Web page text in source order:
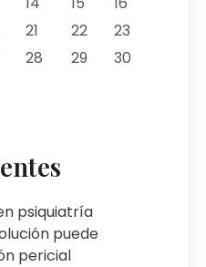
21 22
23
28 29
30
psiquiatría
puede
pericial